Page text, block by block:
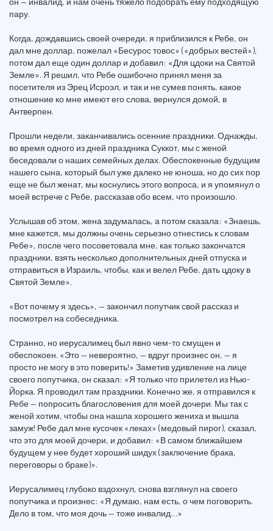
пару.
Когда, дождавшись своей очереди, я приблизился к Ребе, он
дал мне доллар, пожелал «Бесурос товос» («добрых вестей»),
потом дал еще один доллар и добавил: «Для цдоки на Святой
Земле». Я решил, что Ребе ошибочно принял меня за
посетителя из Эрец Исроэл, и так и не сумев понять, какое
отношение ко мне имеют его слова, вернулся домой, в
Антверпен.
Прошли недели, заканчивались осенние праздники. Однажды,
во время одного из дней праздника Суккот, мы с женой
беседовали о наших семейных делах. Обеспокенные будущим
нашего сына, который был уже далеко не юноша, но до сих пор
еще не был женат, мы коснулись этого вопроса, и я упомянул о
моей встрече с Ребе, рассказав обо всем, что произошло.
Услышав об этом, жена задумалась, а потом сказала: «Знаешь,
мне кажется, мы должны очень серьезно отнестись к словам
Ребе», после чего посоветовала мне, как только закончатся
праздники, взять несколько дополнительных дней отпуска и
отправиться в Израиль, чтобы, как и велел Ребе, дать цдоку в
Святой Земле».
«Вот почему я здесь», — закончил попутчик свой рассказ и
посмотрел на собеседника.
Странно, но иерусалимец был явно чем-то смущен и
обеспокоен. «Это — невероятно, — вдруг произнес он, — я
просто не могу в это поверить!» Заметив удивление на лице
своего попутчика, он сказал: «Я только что прилетел из Нью-
Йорка. Я проводил там праздники. Конечно же, я отправился к
Ребе — попросить благословения для моей дочери. Мы так с
женой хотим, чтобы она нашла хорошего жениха и вышла
замуж! Ребе дал мне кусочек «леках» (медовый пирог), сказал,
что это для моей дочери, и добавил: «В самом ближайшем
будущем у нее будет хороший шидух (заключение брака,
переговоры о браке)».
Иерусалимец глубоко вздохнул, снова взглянул на своего
попутчика и произнес: «Я думаю, нам есть, о чем поговорить.
Дело в том, что моя дочь — тоже инвалид…»